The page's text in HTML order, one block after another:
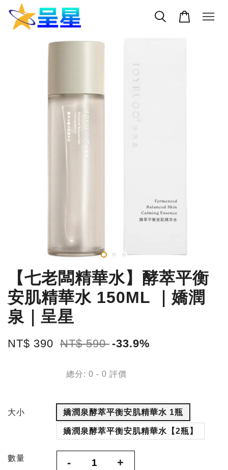
【七老闆精華水】酵萃平衡
安肌精華水 150ML ｜嬌潤
泉｜呈星
NT$ 390 NT$ 590 -33.9%
總分: 0 - 0 評價
大小 嬌潤泉酵萃平衡安肌精華水 1瓶
嬌潤泉酵萃平衡安肌精華水【2瓶】
數量 - +